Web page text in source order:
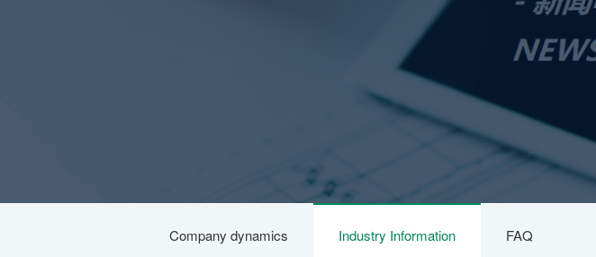
Company dynamics Industry Information FAQ